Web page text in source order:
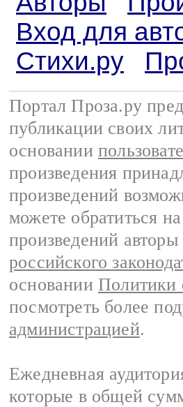
Вход для
Стихи.ру
Портал Проза.ру
публикации своих
основании
произведения
произведений
можете обратиться
произведений
российского
основании Политики
посмотреть более
администрацией.
Ежедневная
которые в общей